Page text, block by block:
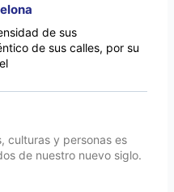
de sus
de sus calles, por su
culturas y personas es
de nuestro nuevo siglo.